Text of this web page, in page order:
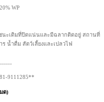
WP
นะเดิมที่ปิดแน่นและมีฉลากติดอยู่ สถานที่
ร น้ำดื่ม สัตว์เลี้ยงและเปลวไฟ
9111285**
ด)